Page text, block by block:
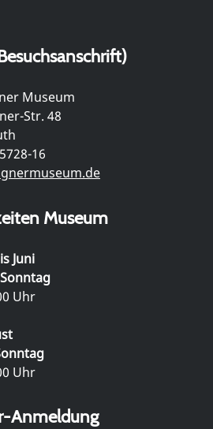
Museum
Str. 48
16
Museum
Juni
Uhr
Uhr
Anmeldung